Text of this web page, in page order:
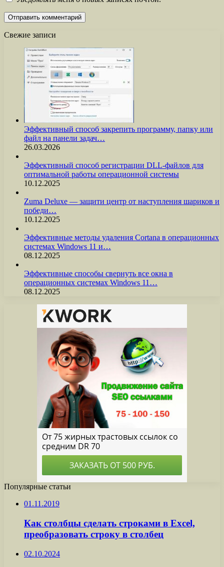
Свежие записи
Эффективный способ закрепить программу, папку или
файл на панели задач…
26.03.2026
Эффективный способ регистрации DLL-файлов для
оптимальной работы операционной системы
10.12.2025
Zuma Deluxe — защити центр от наступления шариков и
победи…
10.12.2025
Эффективные методы удаления Cortana в операционных
системах Windows 11 и…
08.12.2025
Эффективные способы свернуть все окна в
операционных системах Windows 11…
08.12.2025
Популярные статьи
01.11.2019
Как столбцы сделать строками в Excel,
преобразовать строку в столбец
02.10.2024